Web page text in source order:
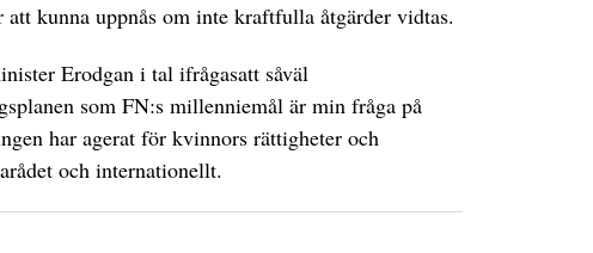
kunna uppnås om inte kraftfulla åtgärder vidtas.
Erodgan i tal ifrågasatt såväl
som FN:s millenniemål är min fråga på
har agerat för kvinnors rättigheter och
och internationellt.